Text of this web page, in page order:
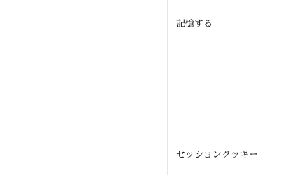
記憶する
セッションクッキー